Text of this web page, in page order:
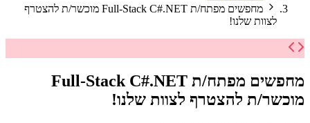
מחפשים מפתח/ת Full-Stack C#.NET מוכשר/ת להצטרף
לצוות שלנו!
מחפשים מפתח/ת Full-Stack C#.NET
מוכשר/ת להצטרף לצוות שלנו!